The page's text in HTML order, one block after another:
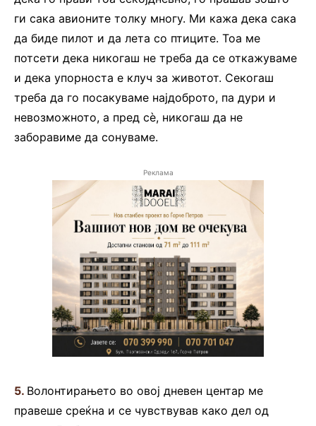
ги сака авионите толку многу. Ми кажа дека сака
да биде пилот и да лета со птиците. Тоа ме
потсети дека никогаш не треба да се откажуваме
и дека упорноста е клуч за животот. Секогаш
треба да го посакуваме најдоброто, па дури и
невозможното, а пред сѐ, никогаш да не
заборавиме да сонуваме.
Реклама
5. Волонтирањето во овој дневен центар ме
правеше среќна и се чувствував како дел од